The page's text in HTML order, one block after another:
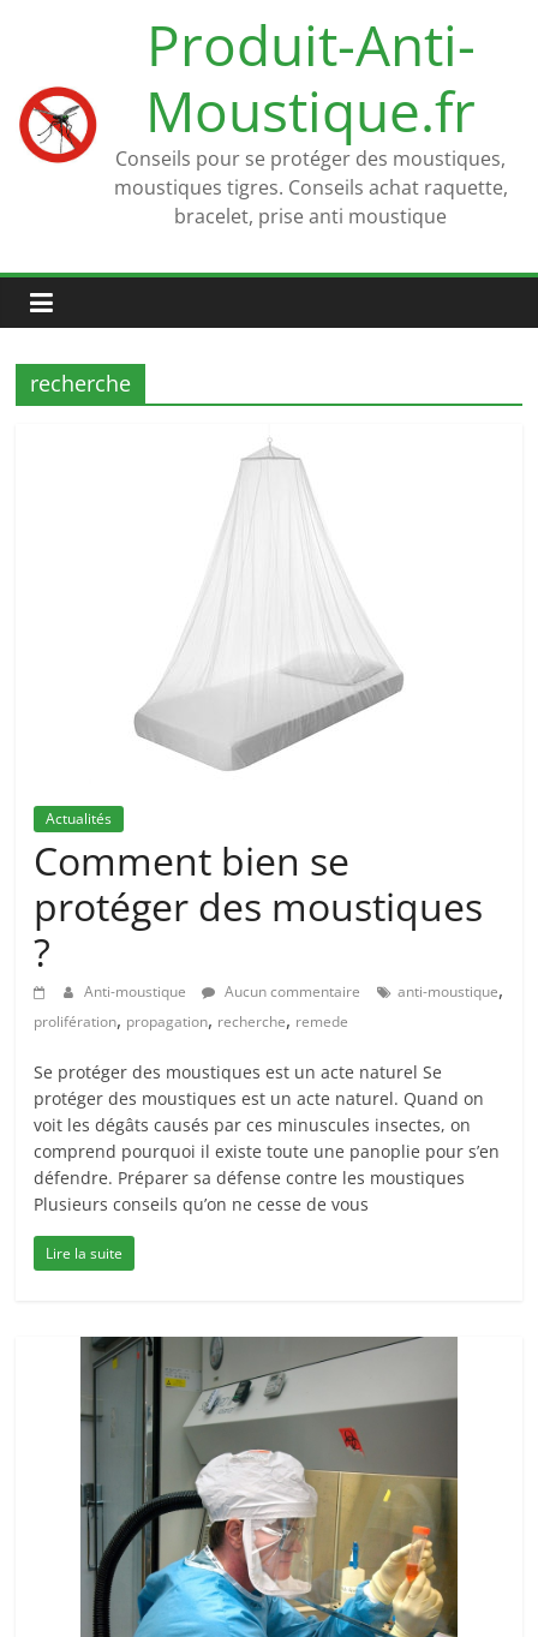
Produit-Anti-
Moustique.fr
Conseils pour se protéger des moustiques,
moustiques tigres. Conseils achat raquette,
bracelet, prise anti moustique
recherche
Actualités
Comment bien se
protéger des moustiques
?
Anti-moustique Aucun commentaire anti-moustique,
prolifération, propagation, recherche, remede
Se protéger des moustiques est un acte naturel Se
protéger des moustiques est un acte naturel. Quand on
voit les dégâts causés par ces minuscules insectes, on
comprend pourquoi il existe toute une panoplie pour s’en
défendre. Préparer sa défense contre les moustiques
Plusieurs conseils qu’on ne cesse de vous
Lire la suite